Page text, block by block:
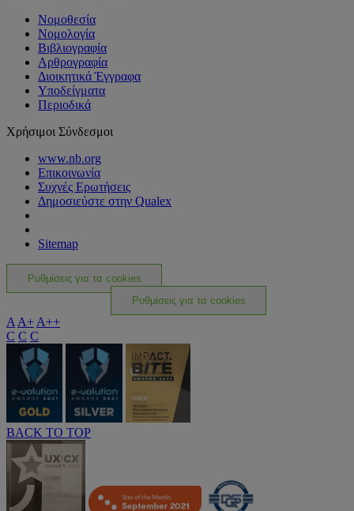
Νομοθεσία
Νομολογία
Βιβλιογραφία
Αρθρογραφία
Διοικητικά Έγγραφα
Υποδείγματα
Περιοδικά
Χρήσιμοι Σύνδεσμοι
www.nb.org
Επικοινωνία
Συχνές Ερωτήσεις
Δημοσιεύστε στην Qualex
Sitemap
Ρυθμίσεις για τα cookies
Ρυθμίσεις για τα cookies
A A+ A++
C C C
BACK TO TOP